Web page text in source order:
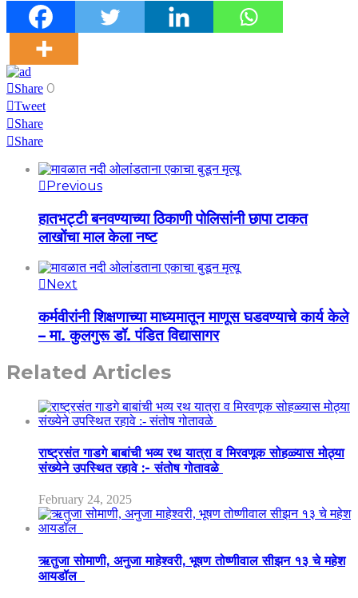
Share 0
Tweet
Share
Share
Previous
हातभट्टी बनवण्याच्या ठिकाणी पोलिसांनी छापा टाकत
लाखोंचा माल केला नष्ट
Next
कर्मवीरांनी शिक्षणाच्या माध्यमातून माणूस घडवण्याचे कार्य केले
– मा. कुलगुरू डॉ. पंडित विद्यासागर
Related Articles
राष्ट्रसंत गाडगे बाबांची भव्य रथ यात्रा व मिरवणूक सोहळ्यास मोठ्या
संख्येने उपस्थित रहावे :- संतोष गोतावळे
February 24, 2025
ऋतुजा सोमाणी, अनुजा माहेश्वरी, भूषण तोष्णीवाल सीझन १३ चे महेश
आयडॉल